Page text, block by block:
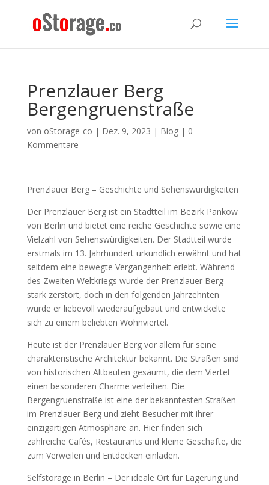
Prenzlauer Berg
Bergengruenstraße
von oStorage-co | Dez. 9, 2023 | Blog| 0
Kommentare
Prenzlauer Berg – Geschichte und Sehenswürdigkeiten
Der Prenzlauer Berg ist ein Stadtteil im Bezirk Pankow
von Berlin und bietet eine reiche Geschichte sowie eine
Vielzahl von Sehenswürdigkeiten. Der Stadtteil wurde
erstmals im 13. Jahrhundert urkundlich erwähnt und hat
seitdem eine bewegte Vergangenheit erlebt. Während
des Zweiten Weltkriegs wurde der Prenzlauer Berg
stark zerstört, doch in den folgenden Jahrzehnten
wurde er liebevoll wiederaufgebaut und entwickelte
sich zu einem beliebten Wohnviertel.
Heute ist der Prenzlauer Berg vor allem für seine
charakteristische Architektur bekannt. Die Straßen sind
von historischen Altbauten gesäumt, die dem Viertel
einen besonderen Charme verleihen. Die
Bergengruenstraße ist eine der bekanntesten Straßen
im Prenzlauer Berg und zieht Besucher mit ihrer
einzigartigen Atmosphäre an. Hier finden sich
zahlreiche Cafés, Restaurants und kleine Geschäfte, die
zum Verweilen und Entdecken einladen.
Selfstorage in Berlin – Der ideale Ort für Lagerung und